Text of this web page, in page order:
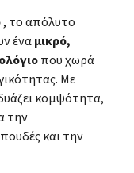
, το απόλυτο
έναμικρό,
που χωρά
Με
κομψότητα,
την
και την